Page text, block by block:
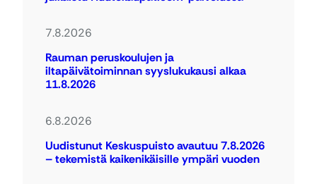
7.8.2026
Rauman peruskoulujen ja
iltapäivätoiminnan syyslukukausi alkaa
11.8.2026
6.8.2026
Uudistunut Keskuspuisto avautuu 7.8.2026
– tekemistä kaikenikäisille ympäri vuoden